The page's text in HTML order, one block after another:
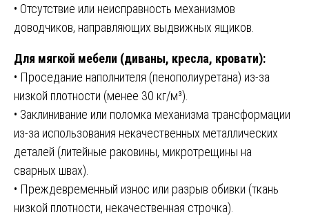
• Отсутствие или неисправность механизмов
доводчиков, направляющих выдвижных ящиков.
Для мягкой мебели (диваны, кресла, кровати):
• Проседание наполнителя (пенополиуретана) из-за
низкой плотности (менее 30 кг/м³).
• Заклинивание или поломка механизма трансформации
из-за использования некачественных металлических
деталей (литейные раковины, микротрещины на
сварных швах).
• Преждевременный износ или разрыв обивки (ткань
низкой плотности, некачественная строчка).